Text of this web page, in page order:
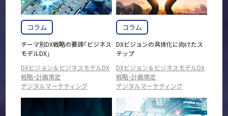
コラム
テーマ別DX戦略の要諦「ビジネス
モデルDX」
DXビジョン＆ビジネスモデルDX
戦略・計画策定
デジタルマーケティング
コラム
DXビジョンの具体化に向けたス
テップ
DXビジョン＆ビジネスモデルDX
戦略・計画策定
デジタルマーケティング